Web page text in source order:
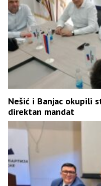
Nešić i Banjac okupili
direktan mandat